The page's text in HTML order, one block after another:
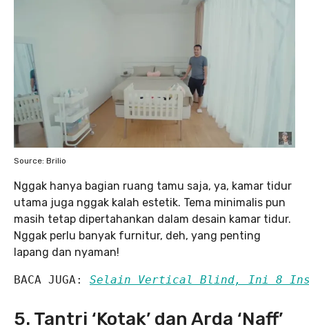
Source: Brilio
Nggak hanya bagian ruang tamu saja, ya, kamar tidur
utama juga nggak kalah estetik. Tema minimalis pun
masih tetap dipertahankan dalam desain kamar tidur.
Nggak perlu banyak furnitur, deh, yang penting
lapang dan nyaman!
BACA JUGA: Selain Vertical Blind, Ini 8
5. Tantri ‘Kotak’ dan Arda ‘Naff’